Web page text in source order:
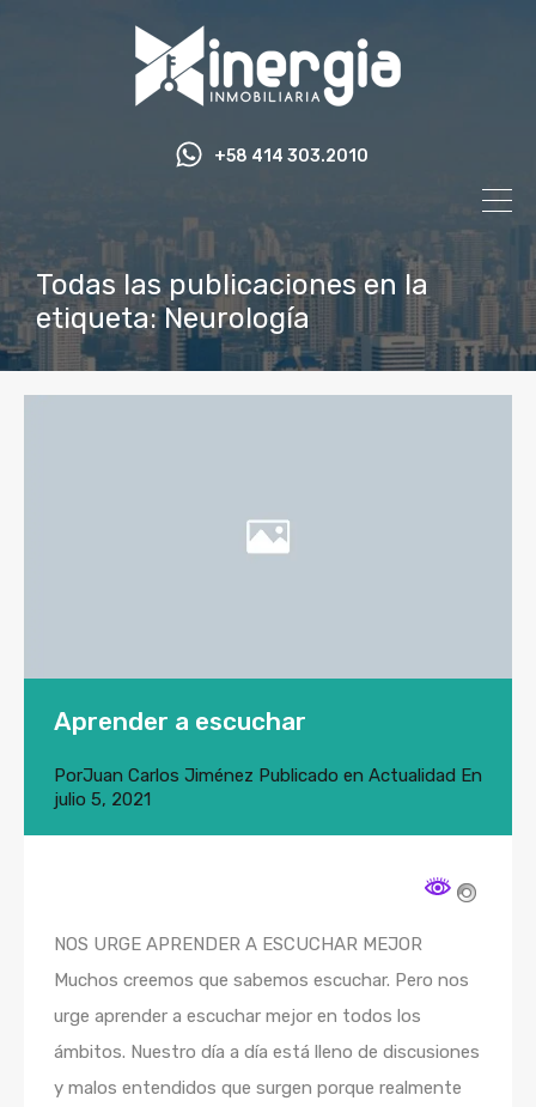
+58 414 303.2010
Todas las publicaciones en la
etiqueta: Neurología
Aprender a escuchar
PorJuan Carlos Jiménez Publicado en Actualidad En
julio 5, 2021
NOS URGE APRENDER A ESCUCHAR MEJOR
Muchos creemos que sabemos escuchar. Pero nos
urge aprender a escuchar mejor en todos los
ámbitos. Nuestro día a día está lleno de discusiones
y malos entendidos que surgen porque realmente